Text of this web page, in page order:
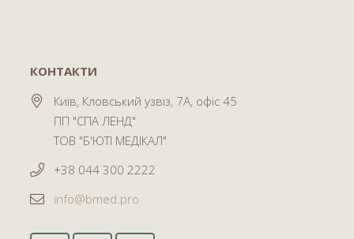
КОНТАКТИ
Київ, Кловський узвіз, 7А, офіс 45
ПП "СПА ЛЕНД"
ТОВ "Б'ЮТІ МЕДІКАЛ"
+38 044 300 2222
info@bmed.pro